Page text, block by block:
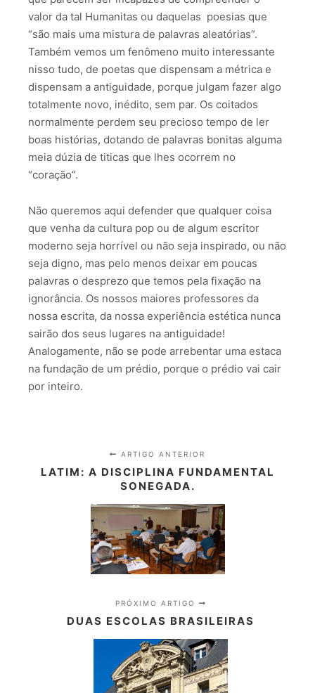
valor da tal Humanitas ou daquelas poesias que
“são mais uma mistura de palavras aleatórias”.
Também vemos um fenômeno muito interessante
nisso tudo, de poetas que dispensam a métrica e
dispensam a antiguidade, porque julgam fazer algo
totalmente novo, inédito, sem par. Os coitados
normalmente perdem seu precioso tempo de ler
boas histórias, dotando de palavras bonitas alguma
meia dúzia de titicas que lhes ocorrem no
“coração”.
Não queremos aqui defender que qualquer coisa
que venha da cultura pop ou de algum escritor
moderno seja horrível ou não seja inspirado, ou não
seja digno, mas pelo menos deixar em poucas
palavras o desprezo que temos pela fixação na
ignorância. Os nossos maiores professores da
nossa escrita, da nossa experiência estética nunca
sairão dos seus lugares na antiguidade!
Analogamente, não se pode arrebentar uma estaca
na fundação de um prédio, porque o prédio vai cair
por inteiro.
ARTIGO ANTERIOR
LATIM: A DISCIPLINA FUNDAMENTAL
SONEGADA.
PRÓXIMO ARTIGO
DUAS ESCOLAS BRASILEIRAS